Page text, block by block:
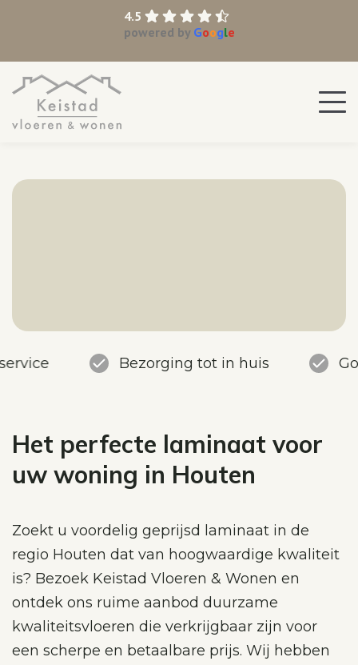
4.5
powered by Google
Bezorging tot in huis
Het perfecte laminaat voor
uw woning in Houten
Zoekt u voordelig geprijsd laminaat in de
regio Houten dat van hoogwaardige kwaliteit
is? Bezoek Keistad Vloeren & Wonen en
ontdek ons ruime aanbod duurzame
kwaliteitsvloeren die verkrijgbaar zijn voor
een scherpe en betaalbare prijs. Wij hebben